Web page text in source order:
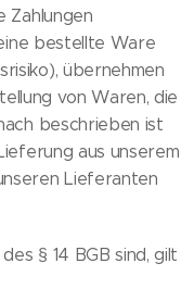
Zahlungen
bestellte Ware
übernehmen
von Waren, die
beschrieben ist
aus unserem
Lieferanten
§ 14 BGB sind, gilt